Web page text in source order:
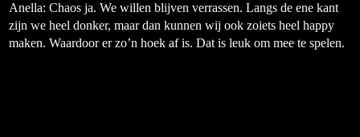
Anella: Chaos ja. We willen blijven verrassen. Langs de ene kant
zijn we heel donker, maar dan kunnen wij ook zoiets heel happy
maken. Waardoor er zo’n hoek af is. Dat is leuk om mee te spelen.